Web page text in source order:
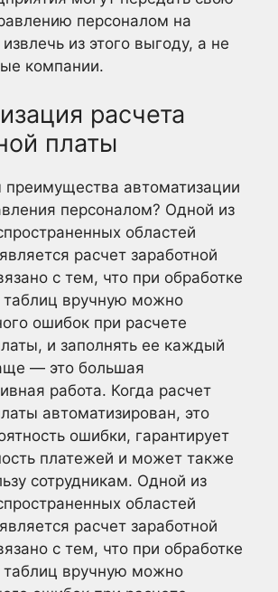
персоналом на
из этого выгоду, а не
компании.
расчета
платы
преимущества автоматизации
персоналом? Одной из
областей
расчет заработной
с тем, что при обработке
таблиц вручную можно
ошибок при расчете
и заполнять ее каждый
— это большая
работа. Когда расчет
автоматизирован, это
ошибки, гарантирует
платежей и может также
сотрудникам. Одной из
областей
расчет заработной
с тем, что при обработке
таблиц вручную можно